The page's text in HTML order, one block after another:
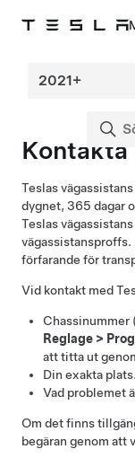
Kontakta
Teslas
dygnet, 365 dagar
Teslas
vägassistansproffs.
förfarande för
Vid kontakt med
Chassinummer
Reglage >
att titta ut
Din exakta plats.
Vad problemet
Om det finns
begäran genom att